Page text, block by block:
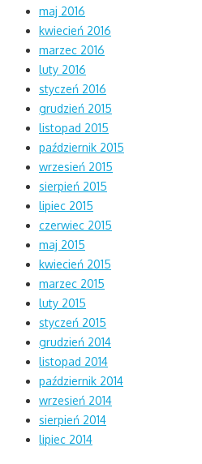
maj 2016
kwiecień 2016
marzec 2016
luty 2016
styczeń 2016
grudzień 2015
listopad 2015
październik 2015
wrzesień 2015
sierpień 2015
lipiec 2015
czerwiec 2015
maj 2015
kwiecień 2015
marzec 2015
luty 2015
styczeń 2015
grudzień 2014
listopad 2014
październik 2014
wrzesień 2014
sierpień 2014
lipiec 2014